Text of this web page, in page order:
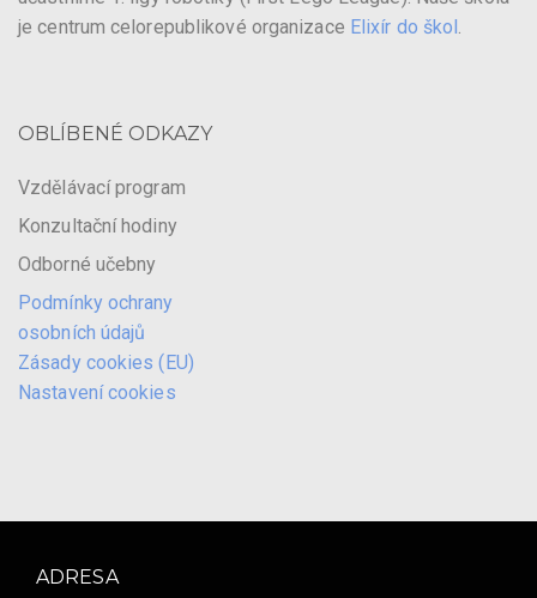
je centrum celorepublikové organizace Elixír do škol
OBLÍBENÉ ODKAZY
Vzdělávací program
Konzultační hodiny
Odborné učebny
Podmínky ochrany
osobních údajů
Zásady cookies (EU)
Nastavení cookies
ADRESA